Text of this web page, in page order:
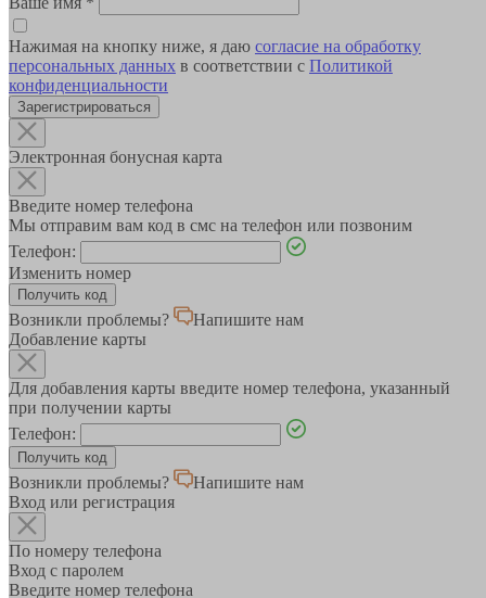
Нажимая на кнопку ниже, я даю согласие на обработку
персональных данных в соответствии с Политикой
конфиденциальности
Зарегистрироваться
Электронная бонусная карта
Введите номер телефона
Мы отправим вам код в смс на телефон или позвоним
Телефон:
Изменить номер
Возникли проблемы?
Напишите нам
Добавление карты
Для добавления карты введите номер телефона, указанный
при получении карты
Телефон:
Возникли проблемы?
Напишите нам
Вход или регистрация
По номеру телефона
Вход с паролем
Введите номер телефона